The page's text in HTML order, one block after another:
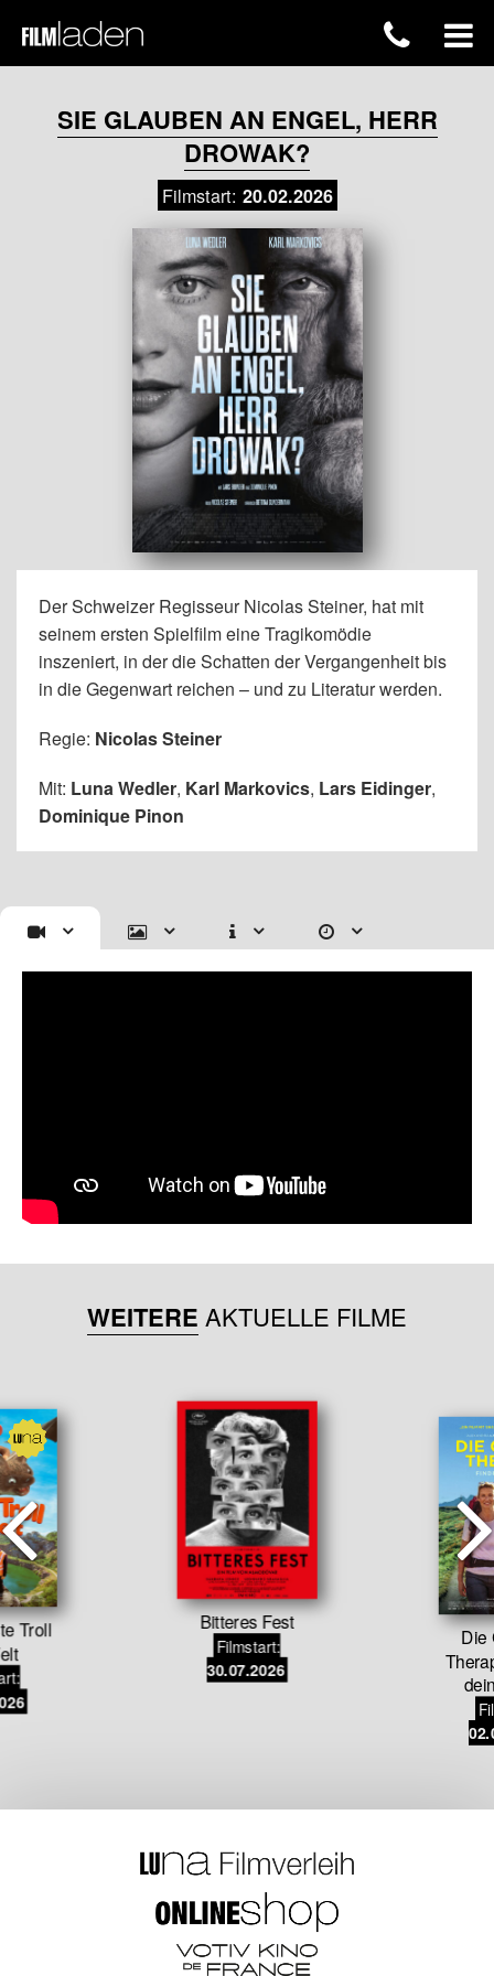
SIE GLAUBEN AN ENGEL, HERR
DROWAK?
Filmstart: 20.02.2026
Der Schweizer Regisseur Nicolas Steiner, hat mit
seinem ersten Spielfilm eine Tragikomödie
inszeniert, in der die Schatten der Vergangenheit bis
in die Gegenwart reichen – und zu Literatur werden.
Regie: Nicolas Steiner
Mit: Luna Wedler, Karl Markovics, Lars Eidinger,
Dominique Pinon
WEITERE AKTUELLE FILME
Troll
Bitteres Fest
Filmstart:
30.07.2026
Die